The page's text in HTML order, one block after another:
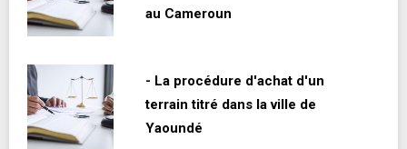
au Cameroun
- La procédure d'achat d'un
terrain titré dans la ville de
Yaoundé